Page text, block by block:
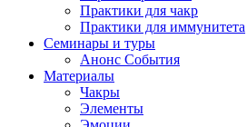
Практики для чакр
Практики для иммунитета
Семинары и туры
Анонс События
Материалы
Чакры
Элементы